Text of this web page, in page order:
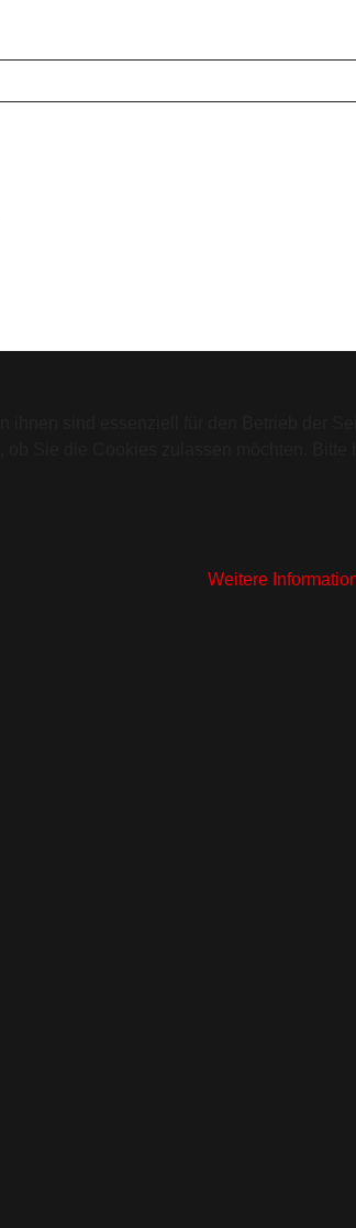
Weitere